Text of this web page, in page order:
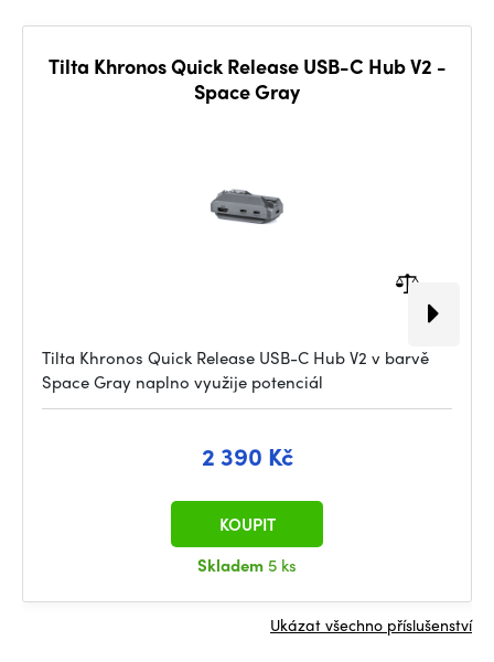
Tilta Khronos Quick Release USB-C Hub V2 -
Space Gray
Tilta Khronos Quick Release USB-C Hub V2 v barvě
Space Gray naplno využije potenciál
2 390 Kč
Skladem 5 ks
KOUPIT
Ukázat všechno příslušenství